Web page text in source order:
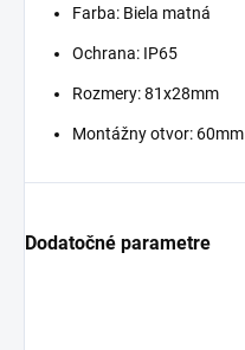
Farba: Biela matná
Ochrana: IP65
Rozmery: 81x28mm
Montážny otvor: 60mm
Dodatočné parametre